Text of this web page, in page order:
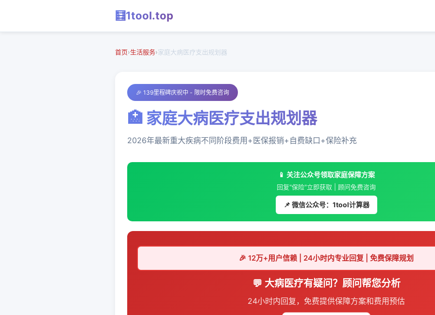
🧮1tool.top
首页›生活服务›家庭大病医疗支出规划器
🎉 139里程碑庆祝中 - 限时免费咨询
🏥 家庭大病医疗支出规划器
2026年最新重大疾病不同阶段费用+医保报销+自费缺口+保险补充
📱 关注公众号领取家庭保障方案
回复"保险"立即获取 | 顾问免费咨询
📌 微信公众号：1tool计算器
🎉 12万+用户信赖 | 24小时内专业回复 | 免费保障规划
💬 大病医疗有疑问？顾问帮您分析
24小时内回复，免费提供保障方案和费用预估